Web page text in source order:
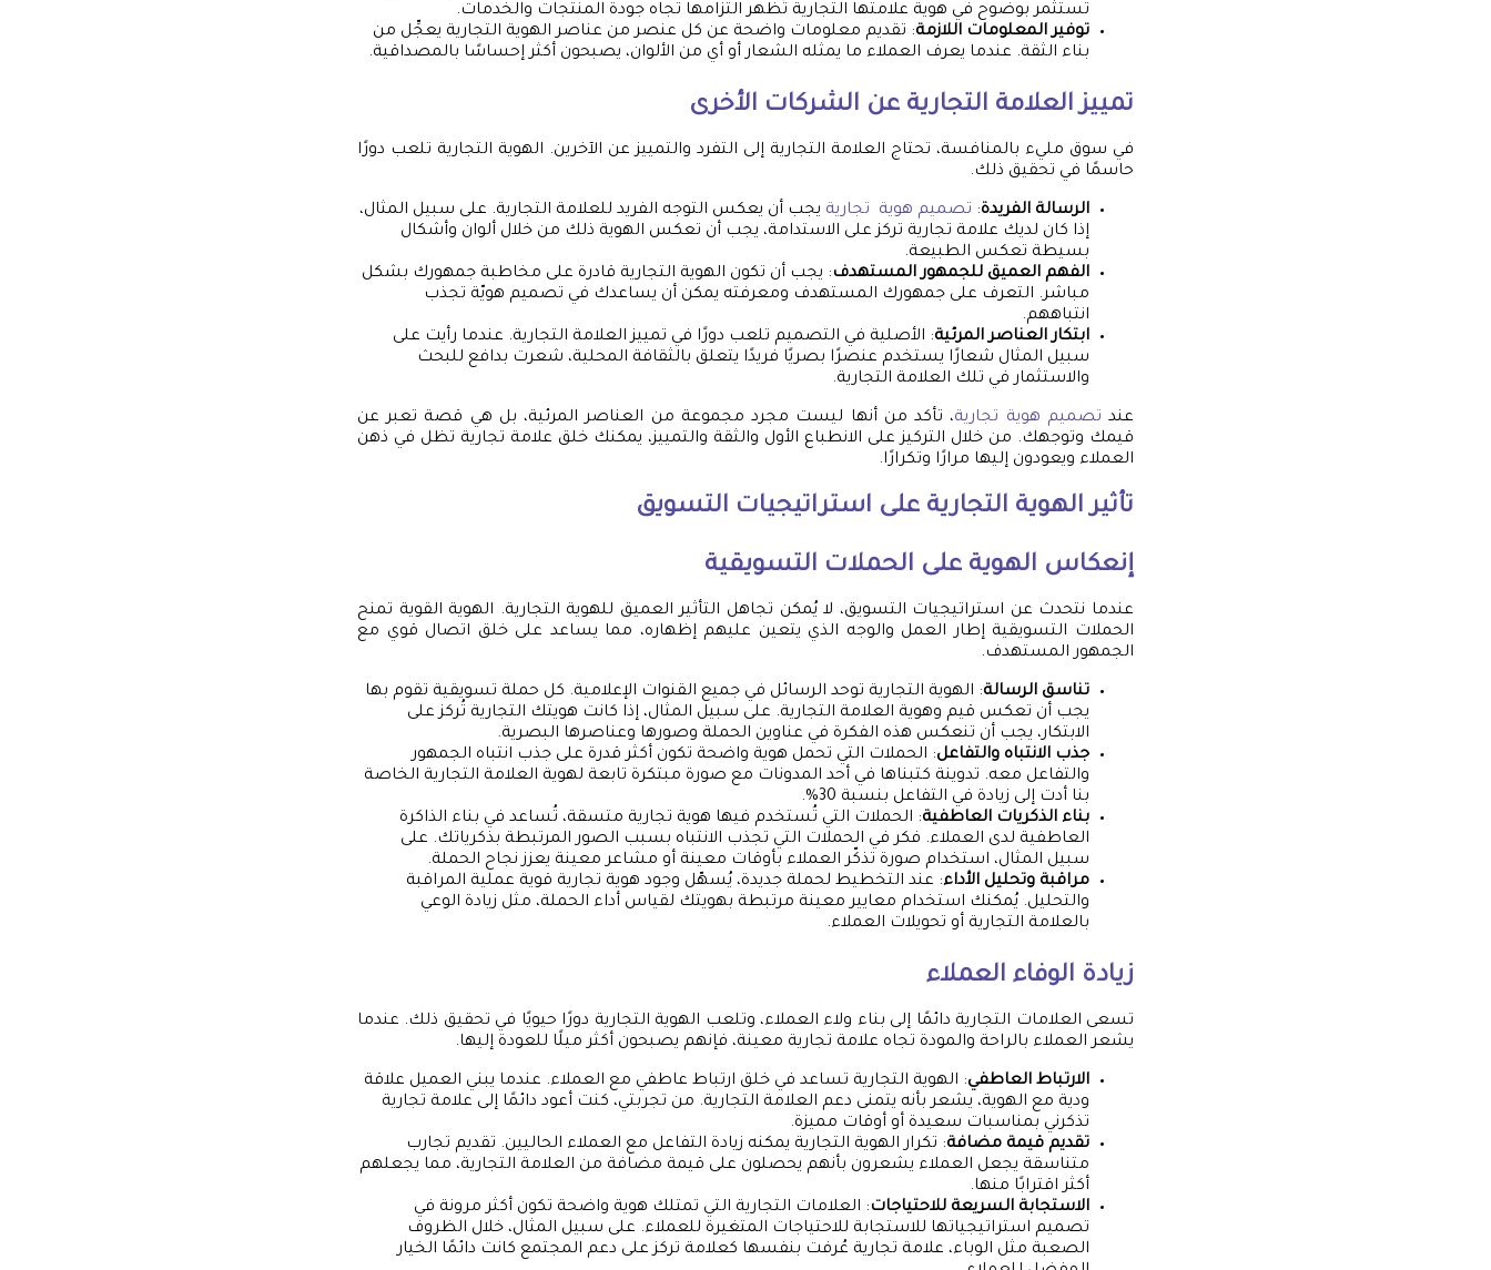
تستثمر بوضوح في هوية علامتها التجارية تُظهر التزامها تجاه جودة المنتجات والخدمات.
توفير المعلومات اللازمة: تقديم معلومات واضحة عن كل عنصر من عناصر الهوية التجارية يعجِّل من
بناء الثقة. عندما يعرف العملاء ما يمثله الشعار أو أي من الألوان، يصبحون أكثر إحساسًا بالمصداقية.
تمييز العلامة التجارية عن الشركات الأخرى
في سوق مليء بالمنافسة، تحتاج العلامة التجارية إلى التفرد والتمييز عن الآخرين. الهوية التجارية تلعب دورًا
حاسمًا في تحقيق ذلك.
الرسالة الفريدة: تصميم هوية تجارية يجب أن يعكس التوجه الفريد للعلامة التجارية. على سبيل المثال،
إذا كان لديك علامة تجارية تركز على الاستدامة، يجب أن تعكس الهوية ذلك من خلال ألوان وأشكال
بسيطة تعكس الطبيعة.
الفهم العميق للجمهور المستهدف: يجب أن تكون الهوية التجارية قادرة على مخاطبة جمهورك بشكل
مباشر. التعرف على جمهورك المستهدف ومعرفته يمكن أن يساعدك في تصميم هويّة تجذب
انتباههم.
ابتكار العناصر المرئية: الأصلية في التصميم تلعب دورًا في تمييز العلامة التجارية. عندما رأيت على
سبيل المثال شعارًا يستخدم عنصرًا بصريًا فريدًا يتعلق بالثقافة المحلية، شعرت بدافع للبحث
والاستثمار في تلك العلامة التجارية.
عند تصميم هوية تجارية، تأكد من أنها ليست مجرد مجموعة من العناصر المرئية، بل هي قصة تعبر عن
قيمك وتوجهك. من خلال التركيز على الانطباع الأول والثقة والتمييز، يمكنك خلق علامة تجارية تظل في ذهن
العملاء ويعودون إليها مرارًا وتكرارًا.
تأثير الهوية التجارية على استراتيجيات التسويق
إنعكاس الهوية على الحملات التسويقية
عندما نتحدث عن استراتيجيات التسويق، لا يُمكن تجاهل التأثير العميق للهوية التجارية. الهوية القوية تمنح
الحملات التسويقية إطار العمل والوجه الذي يتعين عليهم إظهاره، مما يساعد على خلق اتصال قوي مع
الجمهور المستهدف.
تناسق الرسالة: الهوية التجارية توحد الرسائل في جميع القنوات الإعلامية. كل حملة تسويقية تقوم بها
يجب أن تعكس قيم وهوية العلامة التجارية. على سبيل المثال، إذا كانت هويتك التجارية تُركز على
الابتكار، يجب أن تنعكس هذه الفكرة في عناوين الحملة وصورها وعناصرها البصرية.
جذب الانتباه والتفاعل: الحملات التي تحمل هوية واضحة تكون أكثر قدرة على جذب انتباه الجمهور
والتفاعل معه. تدوينة كتبناها في أحد المدونات مع صورة مبتكرة تابعة لهوية العلامة التجارية الخاصة
بنا أدت إلى زيادة في التفاعل بنسبة 30%.
بناء الذكريات العاطفية: الحملات التي تُستخدم فيها هوية تجارية متسقة، تُساعد في بناء الذاكرة
العاطفية لدى العملاء. فكر في الحملات التي تجذب الانتباه بسبب الصور المرتبطة بذكرياتك. على
سبيل المثال، استخدام صورة تذكّر العملاء بأوقات معينة أو مشاعر معينة يعزز نجاح الحملة.
مراقبة وتحليل الأداء: عند التخطيط لحملة جديدة، يُسهّل وجود هوية تجارية قوية عملية المراقبة
والتحليل. يُمكنك استخدام معايير معينة مرتبطة بهويتك لقياس أداء الحملة، مثل زيادة الوعي
بالعلامة التجارية أو تحويلات العملاء.
زيادة الوفاء العملاء
تسعى العلامات التجارية دائمًا إلى بناء ولاء العملاء، وتلعب الهوية التجارية دورًا حيويًا في تحقيق ذلك. عندما
يشعر العملاء بالراحة والمودة تجاه علامة تجارية معينة، فإنهم يصبحون أكثر ميلًا للعودة إليها.
الارتباط العاطفي: الهوية التجارية تساعد في خلق ارتباط عاطفي مع العملاء. عندما يبني العميل علاقة
ودية مع الهوية، يشعر بأنه يتمنى دعم العلامة التجارية. من تجربتي، كنت أعود دائمًا إلى علامة تجارية
تذكرني بمناسبات سعيدة أو أوقات مميزة.
تقديم قيمة مضافة: تكرار الهوية التجارية يمكنه زيادة التفاعل مع العملاء الحاليين. تقديم تجارب
متناسقة يجعل العملاء يشعرون بأنهم يحصلون على قيمة مضافة من العلامة التجارية، مما يجعلهم
أكثر اقترابًا منها.
الاستجابة السريعة للاحتياجات: العلامات التجارية التي تمتلك هوية واضحة تكون أكثر مرونة في
تصميم استراتيجياتها للاستجابة للاحتياجات المتغيرة للعملاء. على سبيل المثال، خلال الظروف
الصعبة مثل الوباء، علامة تجارية عُرفت بنفسها كعلامة تركز على دعم المجتمع كانت دائمًا الخيار